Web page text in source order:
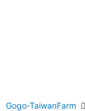
Gogo-TaiwanFarm